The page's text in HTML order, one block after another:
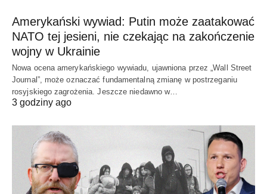
Amerykański wywiad: Putin może zaatakować
NATO tej jesieni, nie czekając na zakończenie
wojny w Ukrainie
Nowa ocena amerykańskiego wywiadu, ujawniona przez „Wall Street
Journal”, może oznaczać fundamentalną zmianę w postrzeganiu
rosyjskiego zagrożenia. Jeszcze niedawno w…
3 godziny ago